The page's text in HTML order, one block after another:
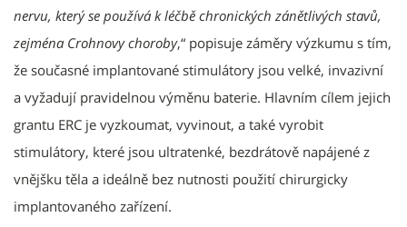
nervu, který se používá k léčbě chronických zánětlivých stavů,
zejména Crohnovy choroby,“ popisuje záměry výzkumu s tím,
že současné implantované stimulátory jsou velké, invazivní
a vyžadují pravidelnou výměnu baterie. Hlavním cílem jejich
grantu ERC je vyzkoumat, vyvinout, a také vyrobit
stimulátory, které jsou ultratenké, bezdrátově napájené z
vnějšku těla a ideálně bez nutnosti použití chirurgicky
implantovaného zařízení.